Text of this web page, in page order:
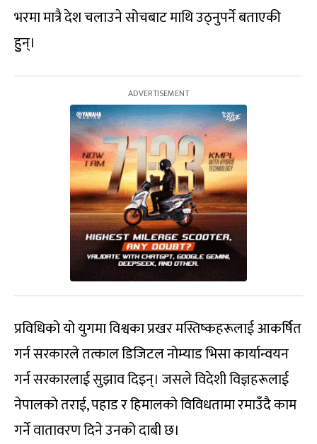
भरमा मात्रै देश चलाउने सोचबाट माथि उठ्नुपर्ने बताएकी
हुुन्।
प्रविधिको यो युगमा विश्वका प्रखर मस्तिष्कहरूलाई आकर्षित
गर्न सरकारले तत्काल डिजिटल नोम्याड भिसा कार्यान्वयन
गर्न सरकारलाई सुझाव दिइन्। जसले विदेशी विज्ञहरूलाई
नेपालको तराई, पहाड र हिमालको विविधतामा रमाउँदै काम
गर्ने वातावरण दिने उनको दाबी छ।